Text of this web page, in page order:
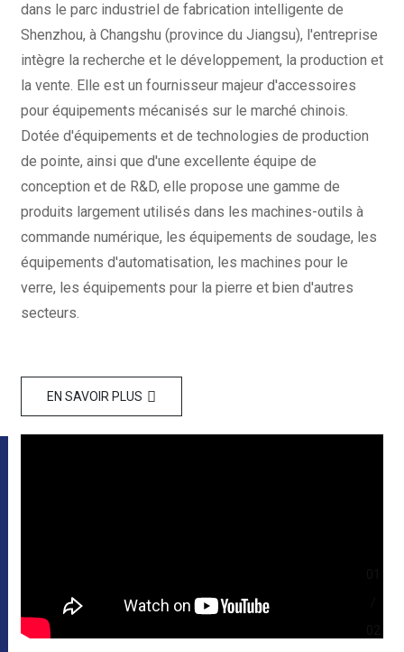
dans le parc industriel de fabrication intelligente de
Shenzhou, à Changshu (province du Jiangsu), l'entreprise
intègre la recherche et le développement, la production et
la vente. Elle est un fournisseur majeur d'accessoires
pour équipements mécanisés sur le marché chinois.
Dotée d'équipements et de technologies de production
de pointe, ainsi que d'une excellente équipe de
conception et de R&D, elle propose une gamme de
produits largement utilisés dans les machines-outils à
commande numérique, les équipements de soudage, les
équipements d'automatisation, les machines pour le
verre, les équipements pour la pierre et bien d'autres
secteurs.
EN SAVOIR PLUS